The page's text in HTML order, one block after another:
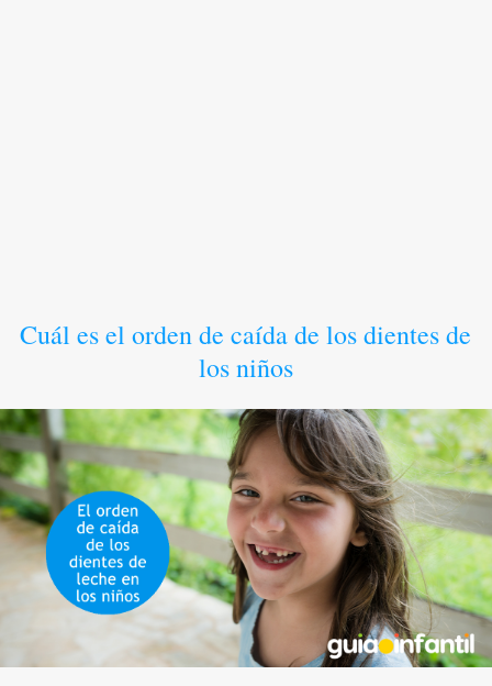
Cuál es el orden de caída de los dientes de
los niños